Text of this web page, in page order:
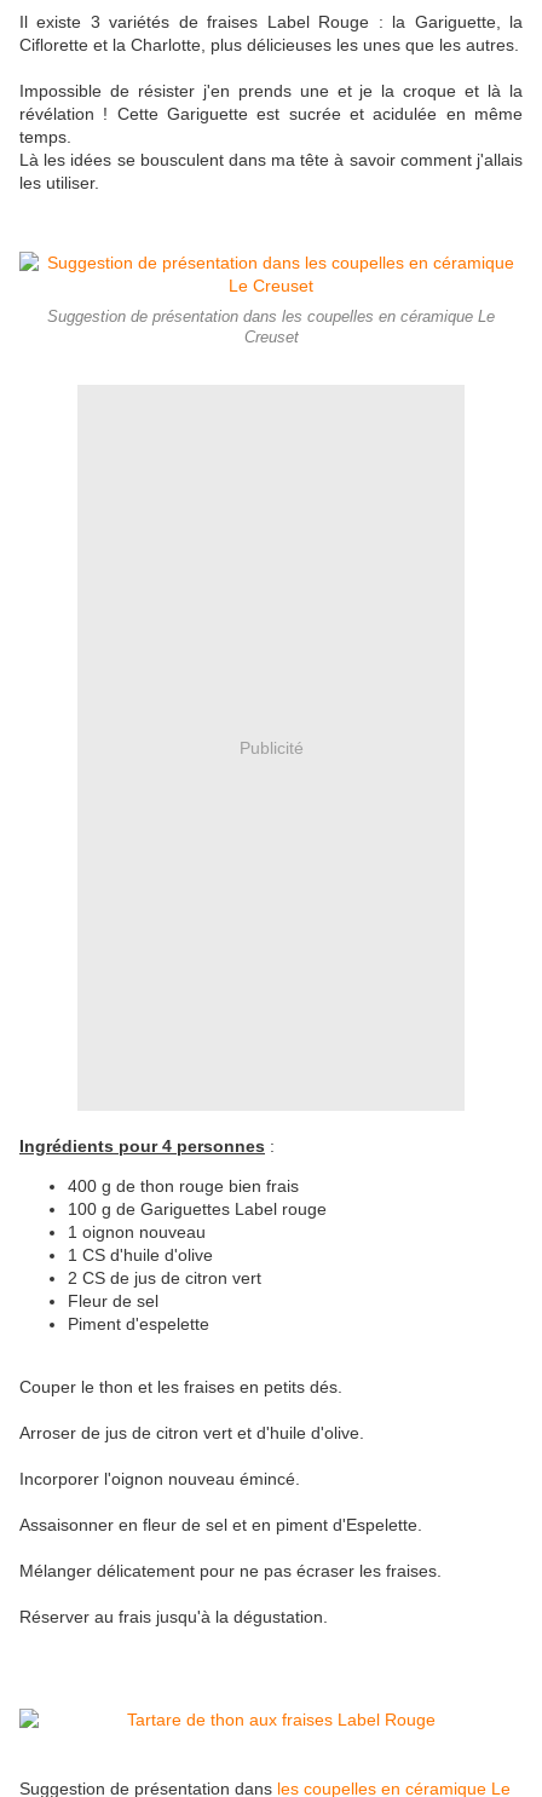
Il existe 3 variétés de fraises Label Rouge : la Gariguette, la
Ciflorette et la Charlotte, plus délicieuses les unes que les autres.
Impossible de résister j'en prends une et je la croque et là la
révélation ! Cette Gariguette est sucrée et acidulée en même
temps.
Là les idées se bousculent dans ma tête à savoir comment j'allais
les utiliser.
Suggestion de présentation dans les coupelles en céramique Le
Creuset
Publicité
Ingrédients pour 4 personnes :
400 g de thon rouge bien frais
100 g de Gariguettes Label rouge
1 oignon nouveau
1 CS d'huile d'olive
2 CS de jus de citron vert
Fleur de sel
Piment d'espelette
Couper le thon et les fraises en petits dés.
Arroser de jus de citron vert et d'huile d'olive.
Incorporer l'oignon nouveau émincé.
Assaisonner en fleur de sel et en piment d'Espelette.
Mélanger délicatement pour ne pas écraser les fraises.
Réserver au frais jusqu'à la dégustation.
Suggestion de présentation dans les coupelles en céramique Le